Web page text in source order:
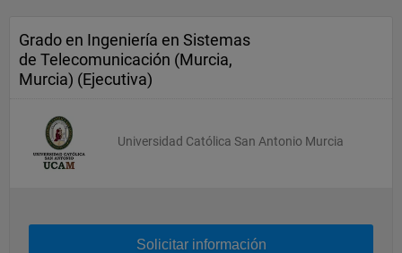
Grado en Ingeniería en Sistemas
de Telecomunicación (Murcia,
Murcia) (Ejecutiva)
Universidad Católica San Antonio Murcia
Solicitar información